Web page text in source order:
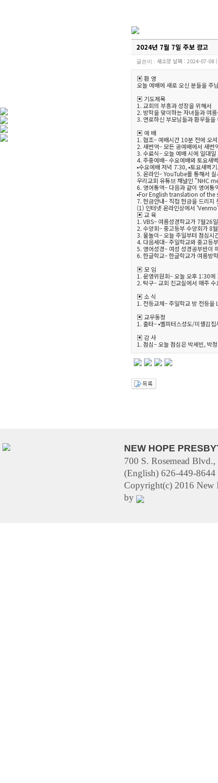
2024년 7월 7일 주보 광고
글쓴이 : 새소망 날짜 : 2024-07-08
▣ 환 영
오늘 예배에 새로 오신 분들을 주
▣ 기도제목
1. 교회의 부흥과 성장을 위해서
2. 방학을 맞이하는 자녀들과 여
3. 연로하신 부모님들과 환우들을
▣ 예 배
1. 협조– 예배시간 10분 전에 오
2. 새번역– 모든 공예배에서 새번
3. 수료식– 오늘 예배 시에 일대
4. 주중예배– 수요예배와 토요새
▪수요예배 저녁 7:30, ▪토요새벽
5. 온라인– YouTube를 통해서
우리교회 유튜브 채널인 "NHC
6. 영어통역– 다음과 같이 영어
▪For English translation of
7. 헌금안내– 직접 헌금을 드리
(1) 인터넷 온라인상에서
▣ 교 육
1. VBS– 여름성경학교가 7월26
2. 수양회– 중고등부 수양회가 8
3. 물놀이– 오늘 주일부터 점심
4. 다음세대– 주일학교와 중고등
5. 영어성경– 여성 성경공부반이
6. 한글학교– 한글학교가 여름방
▣ 모 임
1. 운영위원회– 오늘 오후 1:30에
2. 탁구– 교회 친교실에서 매주
▣ 소 식
1. 전등교체– 주일학교 방 전등을
▣ 교우동정
1. 출타– ▪멜피터스성도/미셸김
▣ 감 사
1. 점심– 오늘 점심은 박세빈, 박
NEW HOPE
700 S. Rosemead
(English) 626-449-
Copyright(c) 2016 New
by